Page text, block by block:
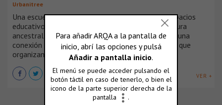
Urbanitree
Una escuela infantil en Camerún reinventa los espacios
educativos siguiendo los principios de la arquitectura
ancestral africana. Su método educativo propone una
conexión emocional de los niños con los espacios que
organizan sus actividades de una manera fluida.
VER +